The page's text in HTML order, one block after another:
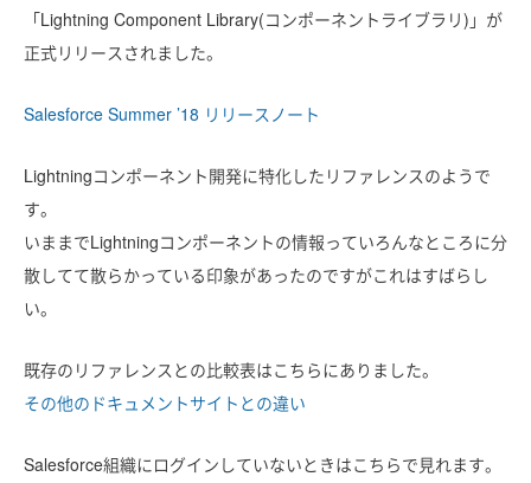
「Lightning Component Library(コンポーネントライブラリ)」が
正式リリースされました。
Salesforce Summer ’18 リリースノート
Lightningコンポーネント開発に特化したリファレンスのようで
す。
いままでLightningコンポーネントの情報っていろんなところに分
散してて散らかっている印象があったのですがこれはすばらし
い。
既存のリファレンスとの比較表はこちらにありました。
その他のドキュメントサイトとの違い
Salesforce組織にログインしていないときはこちらで見れます。